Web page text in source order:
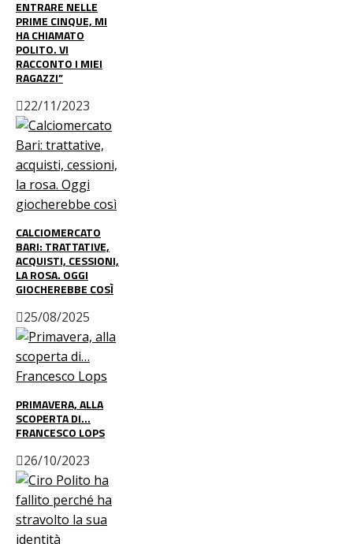
ENTRARE NELLE
PRIME CINQUE, MI
HA CHIAMATO
POLITO. VI
RACCONTO I MIEI
RAGAZZI”
22/11/2023
CALCIOMERCATO
BARI: TRATTATIVE,
ACQUISTI, CESSIONI,
LA ROSA. OGGI
GIOCHEREBBE COSÌ
25/08/2025
PRIMAVERA, ALLA
SCOPERTA DI…
FRANCESCO LOPS
26/10/2023